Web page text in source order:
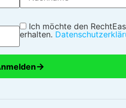
Ich möchte den
erhalten.
→